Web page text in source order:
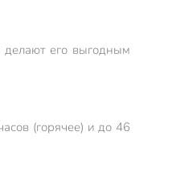
его выгодным
(горячее) и до 46